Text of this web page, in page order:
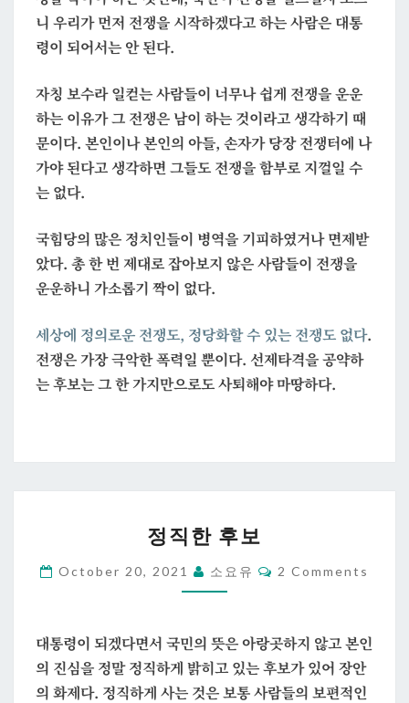
니 우리가 먼저 전쟁을 시작하겠다고 하는 사람은 대통
령이 되어서는 안 된다.
자칭 보수라 일컫는 사람들이 너무나 쉽게 전쟁을 운운
하는 이유가 그 전쟁은 남이 하는 것이라고 생각하기 때
문이다. 본인이나 본인의 아들, 손자가 당장 전쟁터에 나
가야 된다고 생각하면 그들도 전쟁을 함부로 지껄일 수
는 없다.
국힘당의 많은 정치인들이 병역을 기피하였거나 면제받
았다. 총 한 번 제대로 잡아보지 않은 사람들이 전쟁을
운운하니 가소롭기 짝이 없다.
세상에 정의로운 전쟁도, 정당화할 수 있는 전쟁도 없다.
전쟁은 가장 극악한 폭력일 뿐이다. 선제타격을 공약하
는 후보는 그 한 가지만으로도 사퇴해야 마땅하다.
직
한
후
정직한 후보
October 20, 2021 소요유 Comments
2 Comments
대통령이 되겠다면서 국민의 뜻은 아랑곳하지 않고 본인
의 진심을 정말 정직하게 밝히고 있는 후보가 있어 장안
의 화제다. 정직하게 사는 것은 보통 사람들의 보편적인